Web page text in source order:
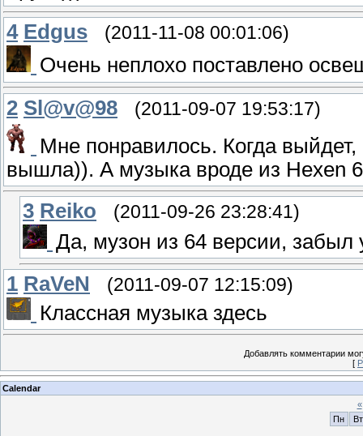
4 Edgus (2011-11-08 00:01:06)
Очень неплохо поставлено
2 Sl@v@98 (2011-09-07 19:53:17)
Мне понравилось. Когда
вышла)). А музыка вроде из Hexen
3 Reiko (2011-09-26 23:28:41)
Да, музон из 64 версии, забыл
1 RaVeN (2011-09-07 12:15:09)
Классная музыка здесь
Добавлять комментарии
[
Calendar
«
Пн
Вт